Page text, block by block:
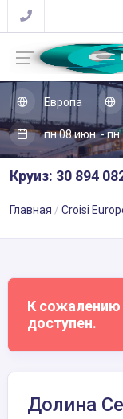
Европа
пн 08 июн. - пн
Круиз: 30 894
Главная Croisi
К сожалению
доступен.
Долина